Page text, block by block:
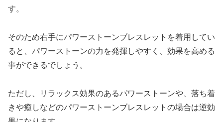
す。
そのため右手にパワーストーンブレスレットを着用してい
ると、パワーストーンの力を発揮しやすく、効果を高める
事ができるでしょう。
ただし、リラックス効果のあるパワーストーンや、落ち着
きや癒しなどのパワーストーンブレスレットの場合は逆効